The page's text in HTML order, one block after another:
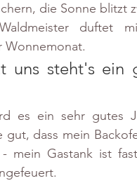
die Sonne blitzt
duftet
Wonnemonat.
uns steht's ein
es ein sehr gutes
dass mein
mein Gastank ist